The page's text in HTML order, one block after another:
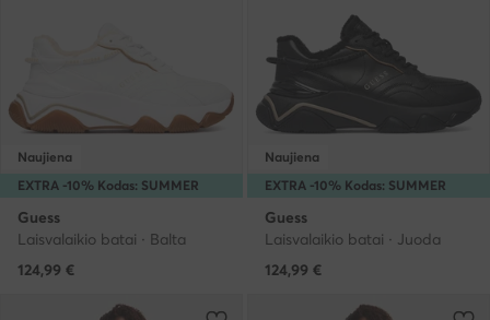
EXTRA -10% Kodas: SUMMER
Naujiena
Guess
Laisvalaikio batai · Balta
124,99 €
EXTRA -10% Kodas: SUMMER
Naujiena
Guess
Laisvalaikio batai · Juoda
124,99 €